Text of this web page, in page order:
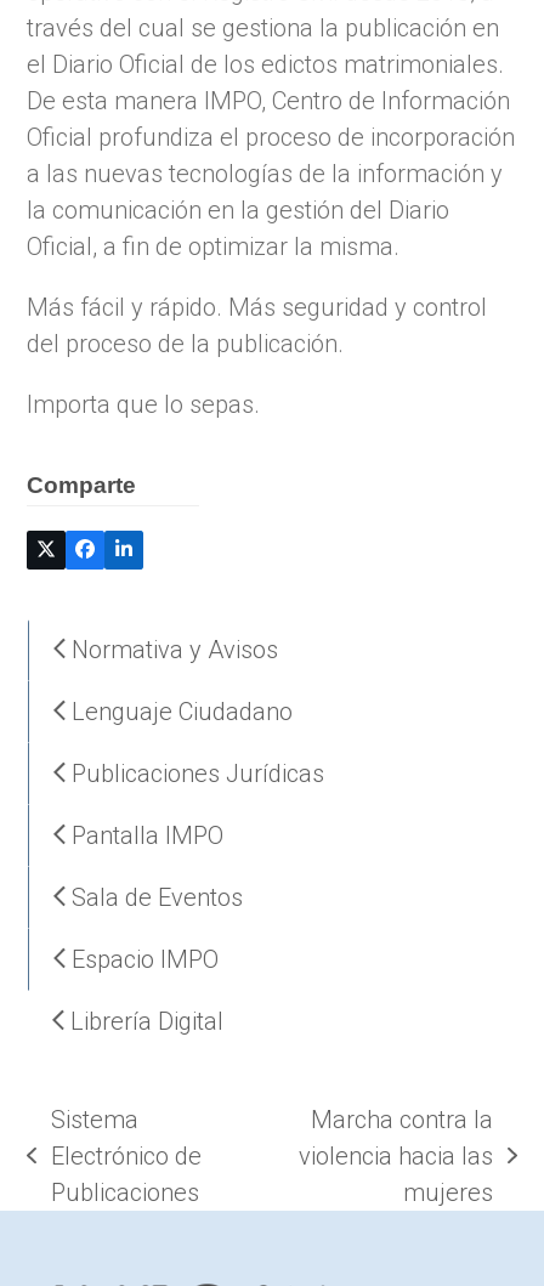
través del cual se gestiona la publicación en
el Diario Oficial de los edictos matrimoniales.
De esta manera IMPO, Centro de Información
Oficial profundiza el proceso de incorporación
a las nuevas tecnologías de la información y
la comunicación en la gestión del Diario
Oficial, a fin de optimizar la misma.
Más fácil y rápido. Más seguridad y control
del proceso de la publicación.
Importa que lo sepas.
Comparte
Normativa y Avisos
Lenguaje Ciudadano
Publicaciones Jurídicas
Pantalla IMPO
Sala de Eventos
Espacio IMPO
Librería Digital
previous
post:
Sistema
Electrónico de
Publicaciones
next
post:
Marcha contra la
violencia hacia las
mujeres